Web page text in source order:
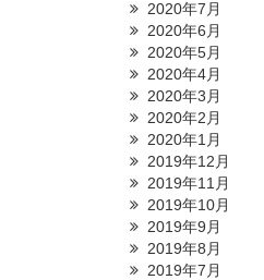
2020年7月
2020年6月
2020年5月
2020年4月
2020年3月
2020年2月
2020年1月
2019年12月
2019年11月
2019年10月
2019年9月
2019年8月
2019年7月